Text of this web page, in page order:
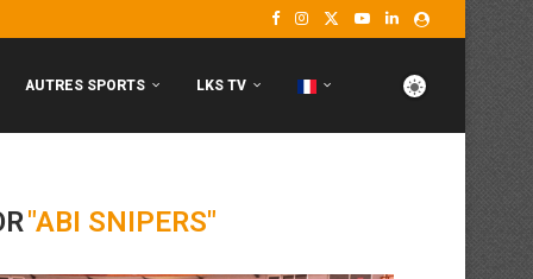
AUTRES SPORTS LKS TV
"ABI SNIPERS"